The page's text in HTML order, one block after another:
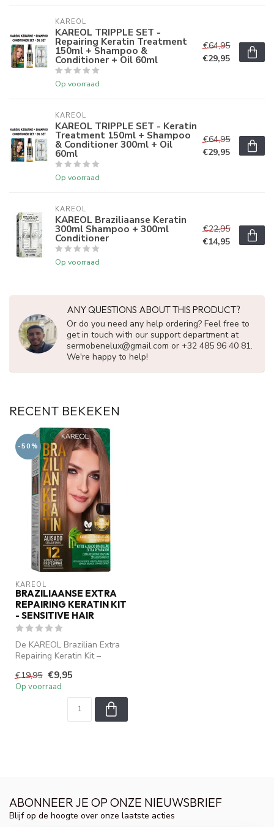
KAREOL
KAREOL TRIPPLE SET -
Repairing Keratin Treatment
150ml + Shampoo &
Conditioner + Oil 60ml
Op voorraad
€64,95
€29,95
KAREOL
KAREOL TRIPPLE SET - Keratin
Treatment 150ml + Shampoo
& Conditioner 300ml + Oil
60ml
Op voorraad
€64,95
€29,95
KAREOL
KAREOL Braziliaanse Keratin
300ml Shampoo + 300ml
Conditioner
Op voorraad
€22,95
€14,95
ANY QUESTIONS ABOUT THIS PRODUCT?
Or do you need any help ordering? Feel free to
get in touch with our support department at
sermobenelux@gmail.com or +32 485 96 40 81.
We're happy to help!
RECENT BEKEKEN
-50%
KAREOL
BRAZILIAANSE EXTRA
REPAIRING KERATIN KIT
- SENSITIVE HAIR
De KAREOL Brazilian Extra
Repairing Keratin Kit –
intensie...
€19,95 €9,95
Op voorraad
ABONNEER JE OP ONZE NIEUWSBRIEF
Blijf op de hoogte over onze laatste acties